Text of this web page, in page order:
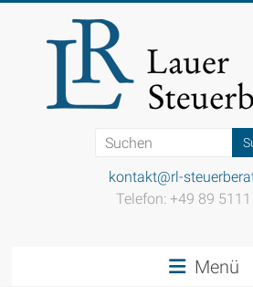
springen
Steuerkanzlei
kontakt@rl-
Telefon: +49 89
Menü